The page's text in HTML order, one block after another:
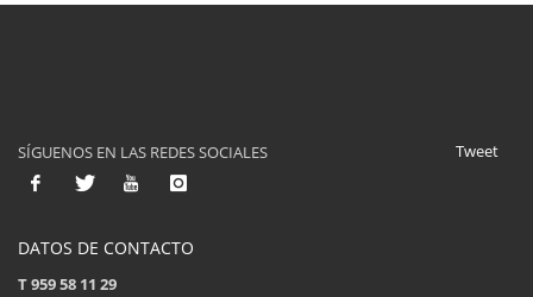
Tweet
SÍGUENOS EN LAS REDES SOCIALES
DATOS DE CONTACTO
T 959 58 11 29